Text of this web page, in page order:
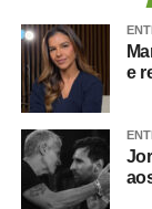
parlamento
afirmou Juca.
O concurso
vagas e
níveis médio e
técnico
e contador.
e